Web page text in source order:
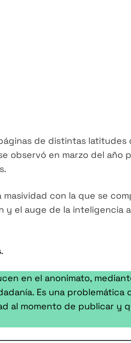
de distintas
observó en marzo del
con la que se
y el auge de la
.
en el anonimato,
Es una
al momento de publicar